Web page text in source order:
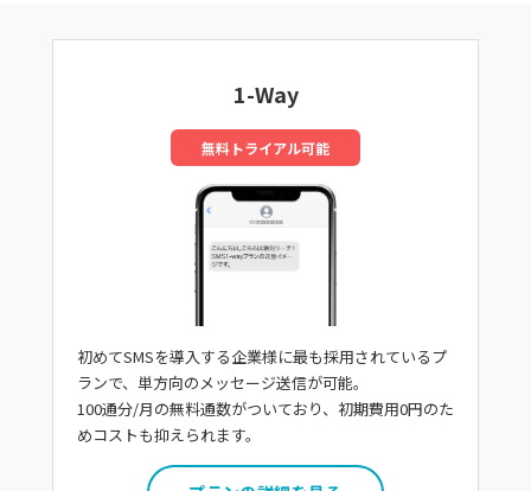
1-Way
無料トライアル可能
初めてSMSを導入する企業様に最も採用されているプ
ランで、単方向のメッセージ送信が可能。
100通分/月の無料通数がついており、初期費用0円のた
めコストも抑えられます。